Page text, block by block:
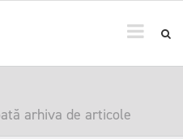
arhiva de articole